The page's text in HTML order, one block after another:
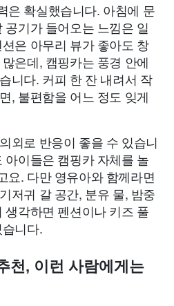
은 확실했습니다. 아침에 문
기가 들어오는 느낌은 일
은 아무리 뷰가 좋아도 창
은데, 캠핑카는 풍경 안에
니다. 커피 한 잔 내려서 작
, 불편함을 어느 정도 잊게
외로 반응이 좋을 수 있습니
아이들은 캠핑카 자체를 놀
요. 다만 영유아와 함께라면
저귀 갈 공간, 분유 물, 밤중
생각하면 펜션이나 키즈 풀
니다.
천, 이런 사람에게는